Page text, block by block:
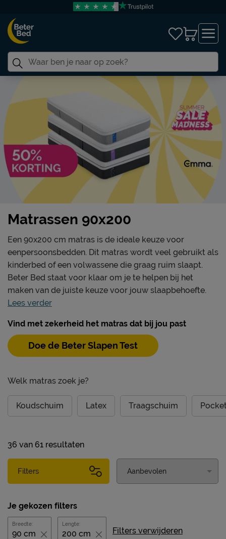
Matrassen 90x200
Een 90x200 cm matras is de ideale keuze voor
eenpersoonsbedden. Dit matras wordt veel gebruikt als
kinderbed of een volwassene die graag ruim slaapt.
Beter Bed staat voor klaar om je te helpen bij het
maken van de juiste keuze voor jouw slaapbehoefte.
Lees verder
Vind met zekerheid het matras dat bij jou past
Doe de Beter Slapen Test
Welk matras zoek je?
Koudschuim Latex Traagschuim
36 van 61 resultaten
Filters
Je gekozen filters
Filters verwijderen
Breedte:
90 cm
Lengte:
200 cm